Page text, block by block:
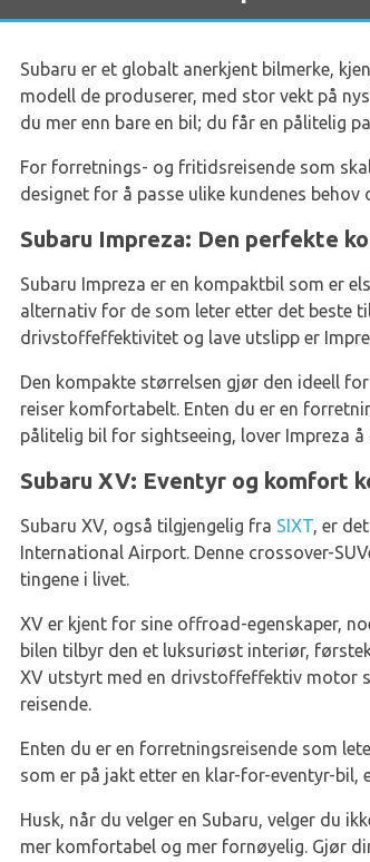
Subaru er et globalt anerkjent bilmerke,
modell de produserer, med stor vekt på
du mer enn bare en bil; du får en pålitelig
For forretnings- og fritidsreisende som
designet for å passe ulike kundenes behov
Subaru Impreza: Den perfekte
Subaru Impreza er en kompaktbil som er
alternativ for de som leter etter det beste
drivstoffeffektivitet og lave utslipp er
Den kompakte størrelsen gjør den ideell
reiser komfortabelt. Enten du er en
pålitelig bil for sightseeing, lover Impreza å
Subaru XV: Eventyr og komfort
Subaru XV, også tilgjengelig fra SIXT, er
International Airport. Denne crossover-
tingene i livet.
XV er kjent for sine offroad-egenskaper,
bilen tilbyr den et luksuriøst interiør,
XV utstyrt med en drivstoffeffektiv motor
reisende.
Enten du er en forretningsreisende som
som er på jakt etter en klar-for-eventyr-bil,
Husk, når du velger en Subaru, velger du
mer komfortabel og mer fornøyelig. Gjør